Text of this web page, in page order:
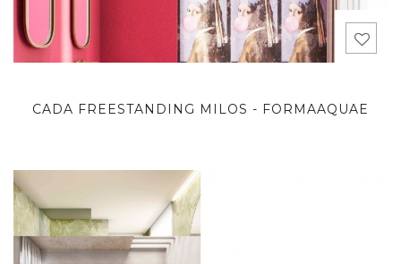
CADA FREESTANDING MILOS - FORMAAQUAE